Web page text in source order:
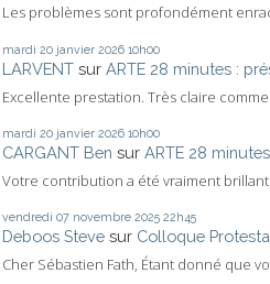
Les problèmes sont profondément
mardi 20 janvier 2026 10h00
LARVENT sur ARTE 28 minutes :
Excellente prestation. Très claire
mardi 20 janvier 2026 10h00
CARGANT Ben sur ARTE 28
Votre contribution a été vraiment
vendredi 07 novembre 2025 22h45
Deboos Steve sur Colloque
Cher Sébastien Fath, Étant donné que